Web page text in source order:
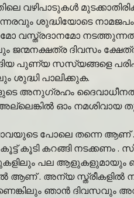
വഴിപാടുകൾ
ശുദ്ധിയോടെ
വസ്ത്രദാനമോ
ജന്മനക്ഷത്ര ദിവസം
പുണ്യ സസ്യങ്ങളെ
ശുദ്ധി പാലിക്കുക.
അനുഗ്രഹം
ഓം നമശിവായ
പോലെ തന്നെ ആണ് .
കൂടി കറങ്ങി നടക്കണം .
പല
. അന്യ സ്ത്രീകളിൽ
ഞാൻ ദിവസവും